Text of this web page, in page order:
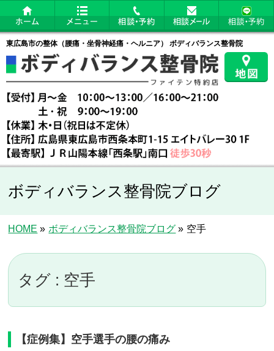
東広島市の整体（腰痛・坐骨神経痛・ヘルニア） ボディバランス整骨院
ボディバランス整骨院ブログ
HOME » ボディバランス整骨院ブログ » 空手
タグ : 空手
【症例集】空手選手の腰の痛み